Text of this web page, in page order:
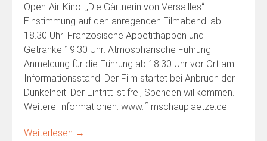
Open-Air-Kino: „Die Gärtnerin von Versailles“
Einstimmung auf den anregenden Filmabend: ab
18.30 Uhr: Französische Appetithappen und
Getränke 19.30 Uhr: Atmosphärische Führung
Anmeldung für die Führung ab 18.30 Uhr vor Ort am
Informationsstand. Der Film startet bei Anbruch der
Dunkelheit. Der Eintritt ist frei, Spenden willkommen.
Weitere Informationen: www.filmschauplaetze.de
Weiterlesen →